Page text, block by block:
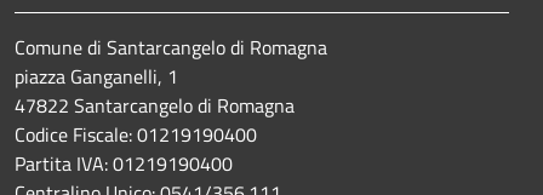
Comune di Santarcangelo di Romagna
piazza Ganganelli, 1
47822 Santarcangelo di Romagna
Codice Fiscale: 01219190400
Partita IVA: 01219190400